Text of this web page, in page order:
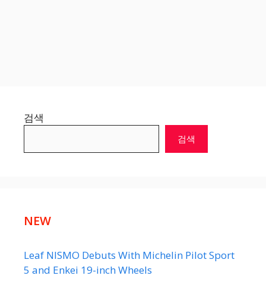
검색
검색
NEW
Leaf NISMO Debuts With Michelin Pilot Sport
5 and Enkei 19-inch Wheels